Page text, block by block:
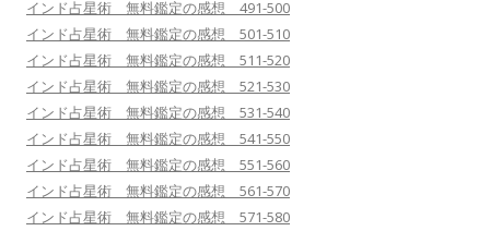
インド占星術 無料鑑定の感想 491-500
インド占星術 無料鑑定の感想 501-510
インド占星術 無料鑑定の感想 511-520
インド占星術 無料鑑定の感想 521-530
インド占星術 無料鑑定の感想 531-540
インド占星術 無料鑑定の感想 541-550
インド占星術 無料鑑定の感想 551-560
インド占星術 無料鑑定の感想 561-570
インド占星術 無料鑑定の感想 571-580